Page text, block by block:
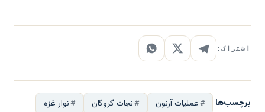
اشتراک:
برچسب‌ها عملیات آرنون نجات گروگان
نوار غزه